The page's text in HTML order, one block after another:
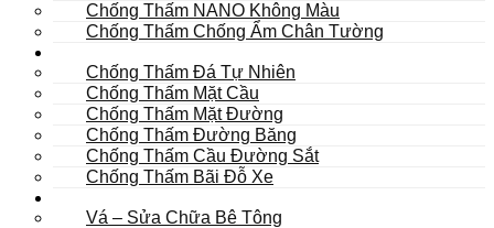
Chống Thấm NANO Không Màu
Chống Thấm Chống Ẩm Chân Tường
Chống Thấm Đá Tự Nhiên
Chống Thấm Mặt Cầu
Chống Thấm Mặt Đường
Chống Thấm Đường Băng
Chống Thấm Cầu Đường Sắt
Chống Thấm Bãi Đỗ Xe
Vá – Sửa Chữa Bê Tông